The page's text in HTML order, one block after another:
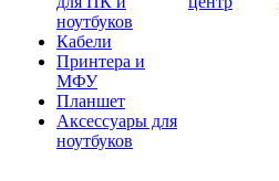
ноутбуков
Кабели
Принтера и
МФУ
Планшет
Аксессуары для
ноутбуков